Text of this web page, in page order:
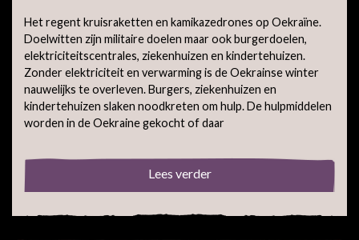
Het regent kruisraketten en kamikazedrones op Oekraïne.
Doelwitten zijn militaire doelen maar ook burgerdoelen,
elektriciteitscentrales, ziekenhuizen en kindertehuizen.
Zonder elektriciteit en verwarming is de Oekrainse winter
nauwelijks te overleven. Burgers, ziekenhuizen en
kindertehuizen slaken noodkreten om hulp. De hulpmiddelen
worden in de Oekraine gekocht of daar
Lees verder